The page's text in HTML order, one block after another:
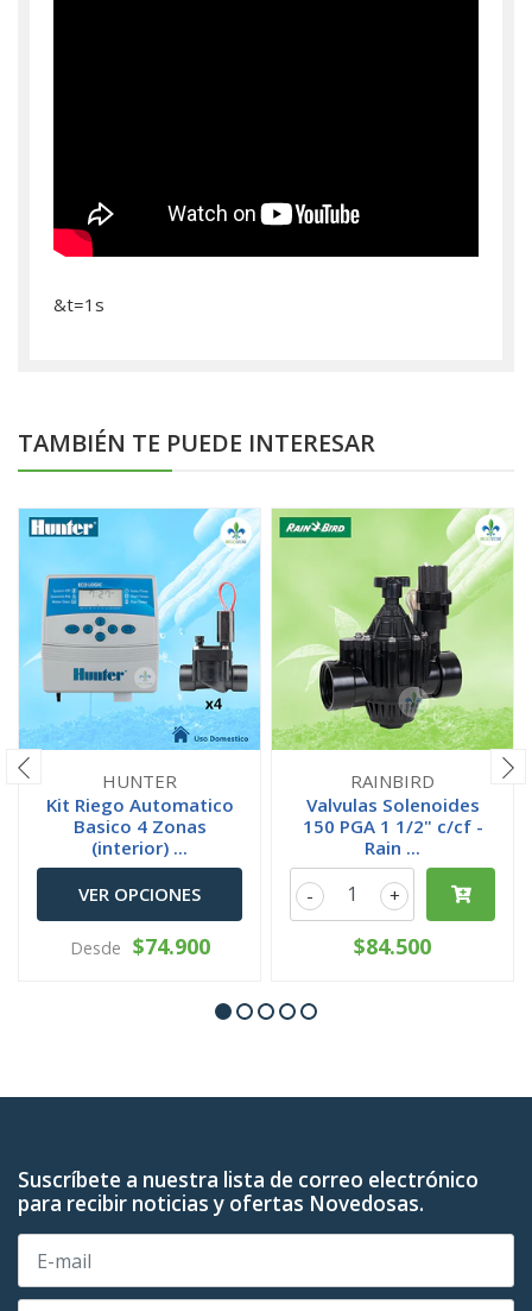
&t=1s
TAMBIÉN TE PUEDE INTERESAR
HUNTER
Kit Riego Automatico
Basico 4 Zonas
(interior) ...
VER OPCIONES
Desde $74.900
RAINBIRD
Valvulas Solenoides
150 PGA 1 1/2" c/cf -
Rain ...
+
-
$84.500
Suscríbete a nuestra lista de correo electrónico
para recibir noticias y ofertas Novedosas.